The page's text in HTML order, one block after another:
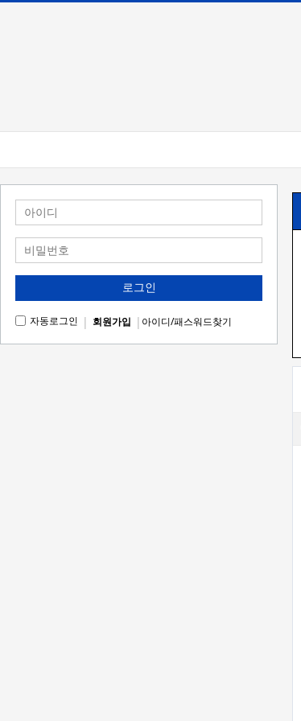
로그인
자동로그인 | 회원가입 | 아이디/패스워드찾기